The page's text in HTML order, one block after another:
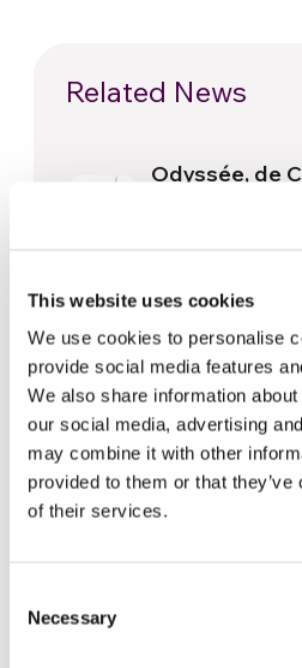
This website uses cookies
We use cookies to personalise
provide social media features
We also share information
our social media, advertising
may combine it with other
provided to them or that
of their services.
Selection
Necessary
Related News
Odyssée, de
Nolan :
D’Amérique
histoires
et de santé
30 juillet 2026
Festival Re-
depuis
paix
24 juillet 2026
Readers also like